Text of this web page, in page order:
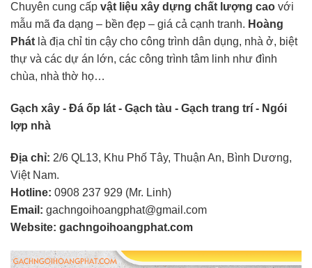
Chuyên cung cấp vật liệu xây dựng chất lượng cao với
mẫu mã đa dạng – bền đẹp – giá cả cạnh tranh. Hoàng
Phát là địa chỉ tin cậy cho công trình dân dụng, nhà ở, biệt
thự và các dự án lớn, các công trình tâm linh như đình
chùa, nhà thờ họ…
Gạch xây - Đá ốp lát - Gạch tàu - Gạch trang trí - Ngói
lợp nhà
Địa chỉ: 2/6 QL13, Khu Phố Tây, Thuận An, Bình Dương,
Việt Nam.
Hotline: 0908 237 929 (Mr. Linh)
Email: gachngoihoangphat@gmail.com
Website: gachngoihoangphat.com